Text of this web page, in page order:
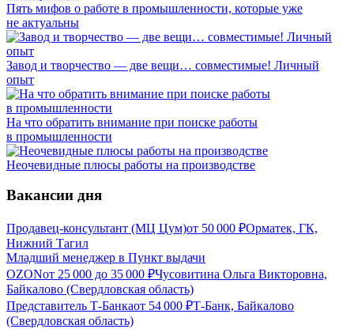
Пять мифов о работе в промышленности, которые уже
не актуальны
Завод и творчество — две вещи… совместимые! Личный
опыт
На что обратить внимание при поиске работы
в промышленности
Неочевидные плюсы работы на производстве
Вакансии дня
Продавец-консультант (МЦ Цум)от 50 000 ₽Орматек, ГК,
Нижний Тагил
Младший менеджер в Пункт выдачи
OZONот 25 000 до 35 000 ₽Чусовитина Ольга Викторовна,
Байкалово (Свердловская область)
Представитель Т-Банкаот 54 000 ₽Т-Банк, Байкалово
(Свердловская область)